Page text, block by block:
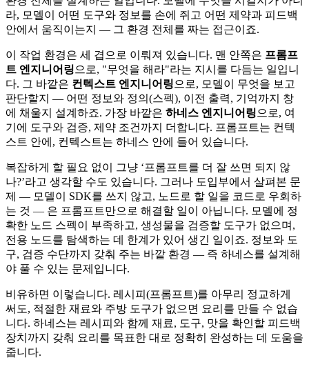
라, 모델이 어떤 도구와 정보를 손에 쥐고 어떤 제약과 피드백
안에서 움직이는지 — 그 환경 전체를 짜는 접근이죠.
이 작업 환경은 세 겹으로 이뤄져 있습니다. 맨 안쪽은 프롬프
트 엔지니어링으로, "무엇을 해라"라는 지시를 다듬는 일입니
다. 그 바깥은 컨텍스트 엔지니어링으로, 모델이 무엇을 보고
판단할지 — 어떤 정보와 정의(스펙), 이전 출력, 기억까지 창
에 채울지 설계하죠. 가장 바깥은 하네스 엔지니어링으로, 여
기에 도구와 검증, 제약 조건까지 더합니다. 프롬프트는 컨텍
스트 안에, 컨텍스트는 하네스 안에 들어 있습니다.
복잡하게 할 필요 없이 그냥 ‘프롬프트를 더 잘 쓰면 되지 않
나?’라고 생각할 수도 있습니다. 그러나 도입부에서 살펴본 문
제 — 모델이 SDK를 쓰지 않고, 노드로 할 일을 코드로 우회하
는 것 — 은 프롬프트만으로 해결할 일이 아닙니다. 모델에 정
확한 노드 스펙이 부족하고, 생성물을 검증할 도구가 없으며,
전용 노드를 탐색하는 데 한계가 있어 생긴 일이죠. 정보와 도
구, 검증 수단까지 갖춰 주는 바깥 환경 — 즉 하네스를 설계해
야 풀 수 있는 문제입니다.
비유하면 이렇습니다. 레시피(프롬프트)를 아무리 정교하게
써도, 적절한 재료와 주방 도구가 없으면 요리를 만들 수 없습
니다. 하네스는 레시피와 함께 재료, 도구, 맛을 확인할 피드백
장치까지 갖춰 요리를 목표한 대로 정확히 완성하는 데 도움을
줍니다.